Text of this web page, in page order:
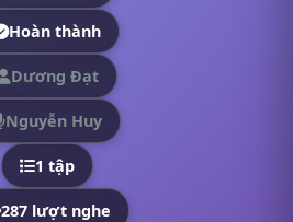
Hoàn thành
Dương Đạt
Nguyễn Huy
1 tập
287 lượt nghe